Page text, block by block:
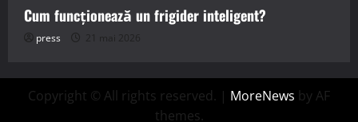
Cum funcționează un frigider inteligent?
press 21 mai 2026
Copyright © All rights reserved. | MoreNews by AF
themes.